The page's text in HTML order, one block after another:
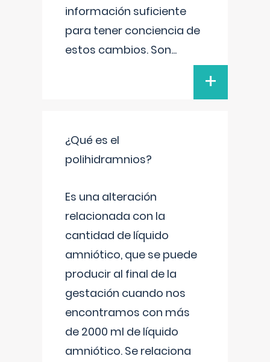
información suficiente
para tener conciencia de
estos cambios. Son...
+
¿Qué es el
polihidramnios?
Es una alteración
relacionada con la
cantidad de líquido
amniótico, que se puede
producir al final de la
gestación cuando nos
encontramos con más
de 2000 ml de líquido
amniótico. Se relaciona